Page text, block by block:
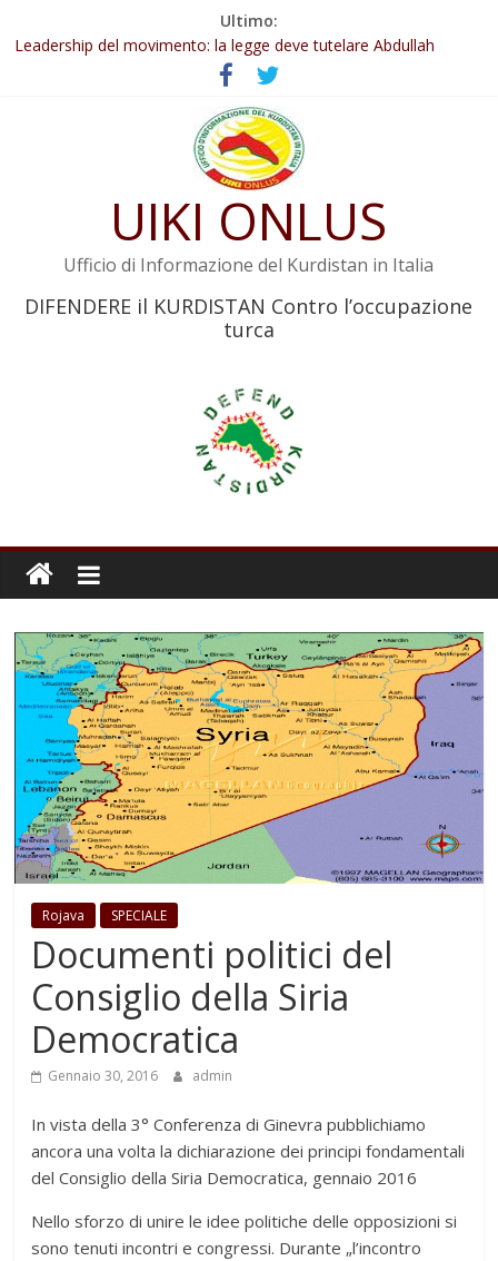
Ultimo:
Abdullah Öcalan: Le legge negativa deve essere trasformata in
legge positiva
Leadership del movimento: la legge deve tutelare Abdullah
Commissione donne del KNK: Şengal è di nuovo sotto minaccia
Non tenere conto della situazione di Rêber Apo ostacolerebbe
Il KNK chiede un’azione internazionale contro i crimini di guerra
UIKI ONLUS
Ufficio di Informazione del Kurdistan in Italia
DIFENDERE il KURDISTAN Contro l’occupazione
turca
Rojava SPECIALE
Documenti politici del
Consiglio della Siria
Democratica
Gennaio 30, 2016 admin
In vista della 3° Conferenza di Ginevra pubblichiamo
ancora una volta la dichiarazione dei principi fondamentali
del Consiglio della Siria Democratica, gennaio 2016
Nello sforzo di unire le idee politiche delle opposizioni si
sono tenuti incontri e congressi. Durante „l’incontro